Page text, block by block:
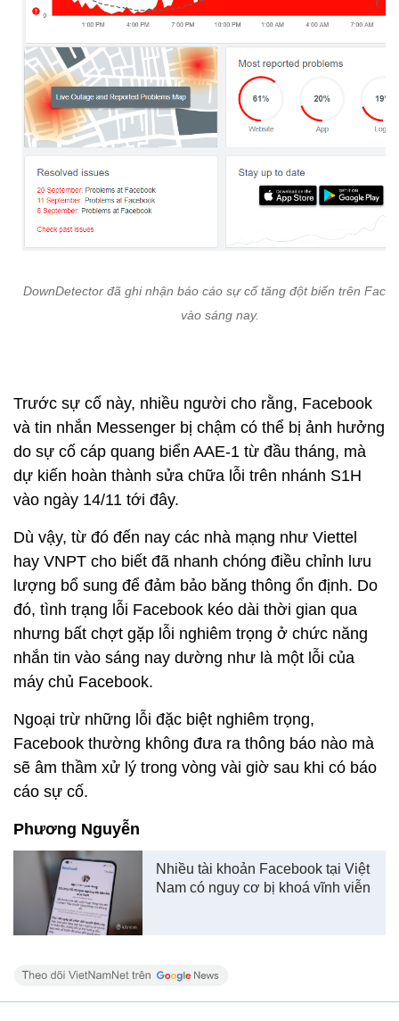
DownDetector đã ghi nhận báo cáo sự cố tăng đột biến trên
vào sáng nay.
Trước sự cố này, nhiều người cho rằng, Facebook
và tin nhắn Messenger bị chậm có thể bị ảnh hưởng
do sự cố cáp quang biển AAE-1 từ đầu tháng, mà
dự kiến hoàn thành sửa chữa lỗi trên nhánh S1H
vào ngày 14/11 tới đây.
Dù vậy, từ đó đến nay các nhà mạng như Viettel
hay VNPT cho biết đã nhanh chóng điều chỉnh lưu
lượng bổ sung để đảm bảo băng thông ổn định. Do
đó, tình trạng lỗi Facebook kéo dài thời gian qua
nhưng bất chợt gặp lỗi nghiêm trọng ở chức năng
nhắn tin vào sáng nay dường như là một lỗi của
máy chủ Facebook.
Ngoại trừ những lỗi đặc biệt nghiêm trọng,
Facebook thường không đưa ra thông báo nào mà
sẽ âm thầm xử lý trong vòng vài giờ sau khi có báo
cáo sự cố.
Phương Nguyễn
Nhiều tài khoản Facebook tại Việt
Nam có nguy cơ bị khoá vĩnh viễn